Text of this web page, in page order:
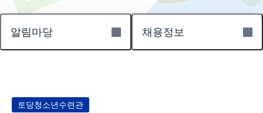
알림마당 채용정보
토당청소년수련관